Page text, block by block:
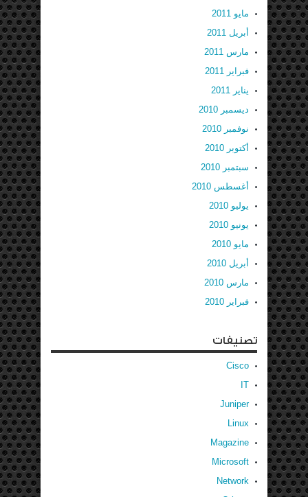
مايو 2011
أبريل 2011
مارس 2011
فبراير 2011
يناير 2011
ديسمبر 2010
نوفمبر 2010
أكتوبر 2010
سبتمبر 2010
أغسطس 2010
يوليو 2010
يونيو 2010
مايو 2010
أبريل 2010
مارس 2010
فبراير 2010
تصنيفات
Cisco
IT
Juniper
Linux
Magazine
Microsoft
Network